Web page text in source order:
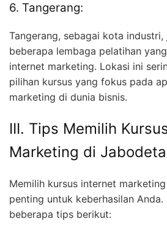
6. Tangerang:
Tangerang, sebagai kota industri,
beberapa lembaga pelatihan
internet marketing. Lokasi ini
pilihan kursus yang fokus pada
marketing di dunia bisnis.
III. Tips Memilih
Marketing di
Memilih kursus internet
penting untuk keberhasilan
beberapa tips berikut: